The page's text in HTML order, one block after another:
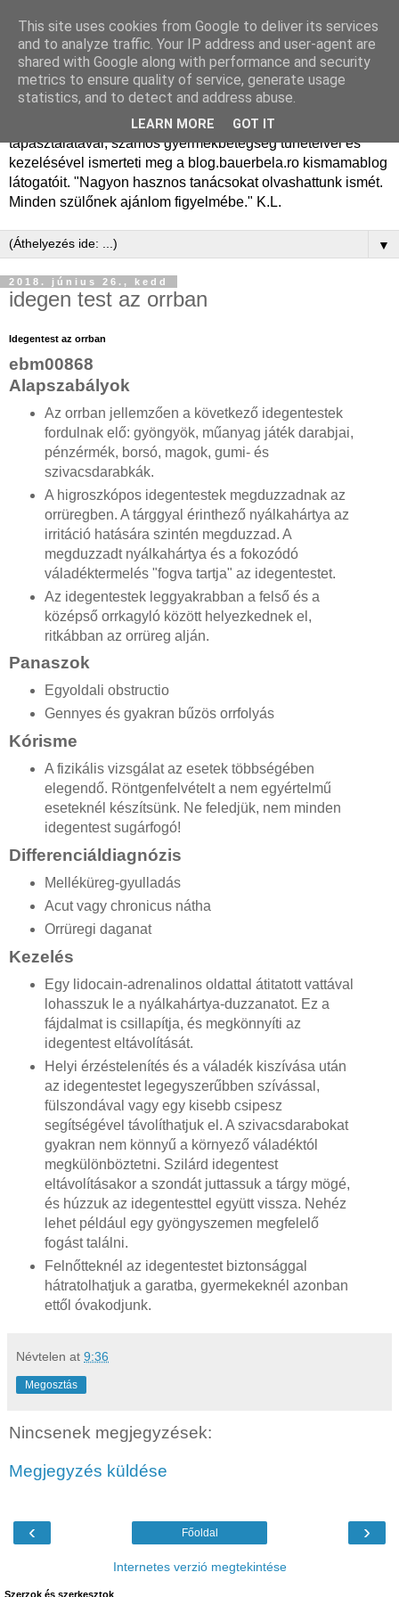
Dr. Bauer Béla Ph.D.
gyermekgyógyász
Dr. Bauer Béla Ph.D. gyermekgyógyász főorvos, 50 éves
tapasztalatával, számos gyermekbetegség tüneteivel és
kezelésével ismerteti meg a blog.bauerbela.ro kismamablog
látogatóit. "Nagyon hasznos tanácsokat olvashattunk ismét.
Minden szülőnek ajánlom figyelmébe." K.L.
▼
2018. június 26., kedd
idegen test az orrban
Idegentest az orrban
ebm00868
Alapszabályok
Az orrban jellemzően a következő idegentestek
fordulnak elő: gyöngyök, műanyag játék darabjai,
pénzérmék, borsó, magok, gumi- és
szivacsdarabkák.
A higroszkópos idegentestek megduzzadnak az
orrüregben. A tárggyal érinthező nyálkahártya az
irritáció hatására szintén megduzzad. A
megduzzadt nyálkahártya és a fokozódó
váladéktermelés "fogva tartja" az idegentestet.
Az idegentestek leggyakrabban a felső és a
középső orrkagyló között helyezkednek el,
ritkábban az orrüreg alján.
Panaszok
Egyoldali obstructio
Gennyes és gyakran bűzös orrfolyás
Kórisme
A fizikális vizsgálat az esetek többségében
elegendő. Röntgenfelvételt a nem egyértelmű
eseteknél készítsünk. Ne feledjük, nem minden
idegentest sugárfogó!
Differenciáldiagnózis
Melléküreg-gyulladás
Acut vagy chronicus nátha
Orrüregi daganat
Kezelés
Egy lidocain-adrenalinos oldattal átitatott vattával
lohasszuk le a nyálkahártya-duzzanatot. Ez a
fájdalmat is csillapítja, és megkönnyíti az
idegentest eltávolítását.
Helyi érzéstelenítés és a váladék kiszívása után
az idegentestet legegyszerűbben szívással,
fülszondával vagy egy kisebb csipesz
segítségével távolíthatjuk el. A szivacsdarabokat
gyakran nem könnyű a környező váladéktól
megkülönböztetni. Szilárd idegentest
eltávolításakor a szondát juttassuk a tárgy mögé,
és húzzuk az idegentesttel együtt vissza. Nehéz
lehet például egy gyöngyszemen megfelelő
fogást találni.
Felnőtteknél az idegentestet biztonsággal
hátratolhatjuk a garatba, gyermekeknél azonban
ettől óvakodjunk.
Névtelen at 9:36
Megosztás
Nincsenek megjegyzések:
Megjegyzés küldése
‹ ›
Főoldal
Internetes verzió megtekintése
Szerzok és szerkesztok
This site uses cookies from Google to deliver its services
and to analyze traffic. Your IP address and user-agent are
shared with Google along with performance and security
metrics to ensure quality of service, generate usage
statistics, and to detect and address abuse.
LEARN MORE GOT IT